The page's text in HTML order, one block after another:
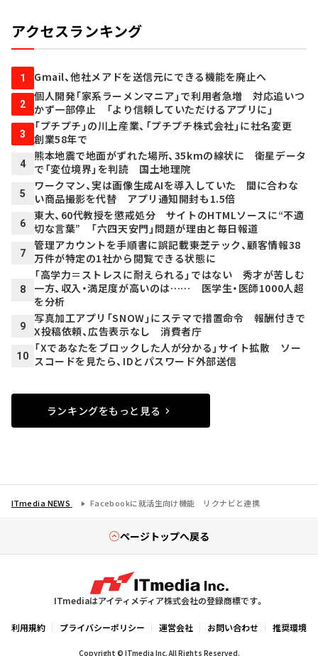
アクセスランキング
1 Gmail、他社メアドを送信元にできる機能を廃止へ
2
個人開発「家系ラーメンマニア」で利用者急増 対応追いつ
かず一部停止 「より信頼していただけるアプリに」
3
「プチプチ」の川上産業、「プチプチ株式会社」に社名変更
創業58年で
4
熊本地震で地面がずれた場所、35kmの線状に 衛星データ
で「変位境界」を判読 国土地理院
5
ワークマン、実は画像生成AIを導入していた 間に合わな
い商品撮影を代替 アプリ通知開封も1.5倍
6
東大、60代教授を懲戒処分 サイトのHTMLソースに“不適
切な言葉” 「六四天安門」問題が理由と毎日報道
7
管理アカウントを手順書に誤記載――東芝テック、顧客情報38
万件が特定の1社から閲覧できる状態に
8
「高学力＝ストレスに耐えられる」ではない 秀才が苦しむ
一方、収入・満足度が高いのは…… 医学生・医師1000人超
を分析
9
写真加工アプリ「SNOW」にステマで措置命令 報酬付きで
X投稿依頼、広告表示なし 消費者庁
10
「Xであなたをブロックした人が分かる」サイト拡散 ソー
スコードを見たら、IDとパスワード外部送信
ランキングをもっと見る
ITmedia NEWS Facebookに就活生向け機能 リクナビと連携
ページトップへ戻る
ITmediaはアイティメディア株式会社の登録商標です。
利用規約 プライバシーポリシー 運営会社 お問い合わせ 推奨環境
Copyright © ITmedia Inc. All Rights Reserved.